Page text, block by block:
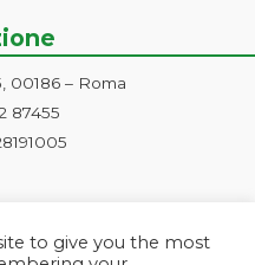
00186 – Roma
87455
to give you the most